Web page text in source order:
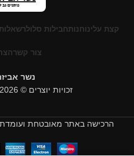
קצת עלינוחנותחבילות סלולר
צור קשר
נשר
זכויות יוצרים © 2026 כל הזכויות שמורות
הרכישה באתר מאובטחת